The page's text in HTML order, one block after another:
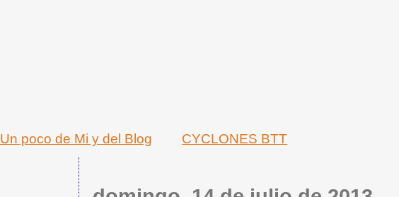
Un poco de Mi y del Blog CYCLONES BTT